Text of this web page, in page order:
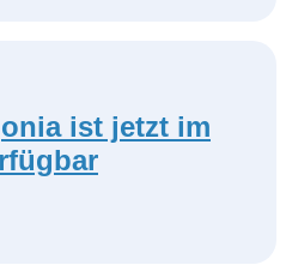
ist jetzt im